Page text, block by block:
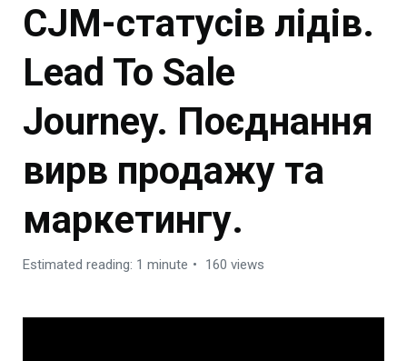
CJM-статусів лідів.
Lead To Sale
Journey. Поєднання
вирв продажу та
маркетингу.
Estimated reading: 1 minute 160 views